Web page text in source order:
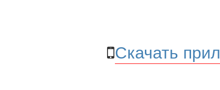
Скачать